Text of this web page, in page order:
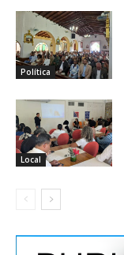
Política
Local